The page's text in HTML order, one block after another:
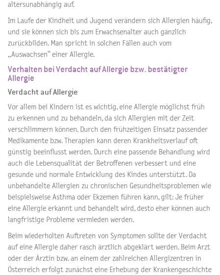
altersunabhängig auf.
Im Laufe der Kindheit und Jugend verändern sich Allergien häufig,
und sie können sich bis zum Erwachsenalter auch gänzlich
zurückbilden. Man spricht in solchen Fällen auch vom
„Auswachsen“ einer Allergie.
Verhalten bei Verdacht auf Allergie bzw. bestätigter
Allergie
Verdacht auf Allergie
Vor allem bei Kindern ist es wichtig, eine Allergie möglichst früh
zu erkennen und zu behandeln, da sich Allergien mit der Zeit
verschlimmern können. Durch den frühzeitigen Einsatz passender
Medikamente bzw. Therapien kann deren Krankheitsverlauf oft
günstig beeinflusst werden. Durch eine passende Behandlung wird
auch die Lebensqualität der Betroffenen verbessert und eine
gesunde und normale Entwicklung des Kindes unterstützt. Da
unbehandelte Allergien zu chronischen Gesundheitsproblemen wie
beispielsweise Asthma oder Ekzemen führen kann, gilt: Je früher
eine Allergie erkannt und behandelt wird, desto eher können auch
langfristige Probleme vermieden werden.
Beim wiederholten Auftreten von Symptomen sollte der Verdacht
auf eine Allergie daher rasch ärztlich abgeklärt werden. Beim Arzt
oder der Ärztin bzw. an einem der zahlreichen Allergizentren in
Österreich erfolgt zunächst eine Erhebung der Krankengeschichte